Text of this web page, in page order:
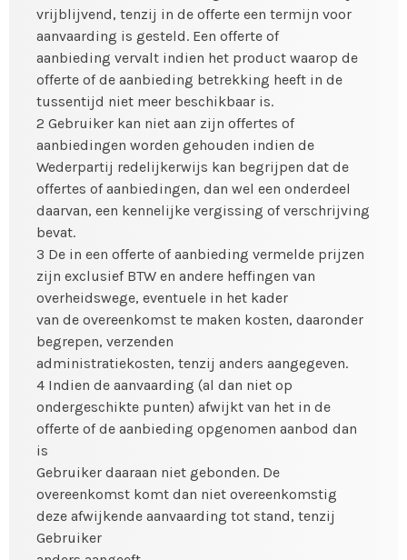
vrijblijvend, tenzij in de offerte een termijn voor
aanvaarding is gesteld. Een offerte of
aanbieding vervalt indien het product waarop de
offerte of de aanbieding betrekking heeft in de
tussentijd niet meer beschikbaar is.
2 Gebruiker kan niet aan zijn offertes of
aanbiedingen worden gehouden indien de
Wederpartij redelijkerwijs kan begrijpen dat de
offertes of aanbiedingen, dan wel een onderdeel
daarvan, een kennelijke vergissing of verschrijving
bevat.
3 De in een offerte of aanbieding vermelde prijzen
zijn exclusief BTW en andere heffingen van
overheidswege, eventuele in het kader
van de overeenkomst te maken kosten, daaronder
begrepen, verzenden
administratiekosten, tenzij anders aangegeven.
4 Indien de aanvaarding (al dan niet op
ondergeschikte punten) afwijkt van het in de
offerte of de aanbieding opgenomen aanbod dan
is
Gebruiker daaraan niet gebonden. De
overeenkomst komt dan niet overeenkomstig
deze afwijkende aanvaarding tot stand, tenzij
Gebruiker